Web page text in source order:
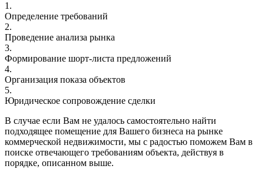
1.
Определение требований
2.
Проведение анализа рынка
3.
Формирование шорт-листа предложений
4.
Организация показа объектов
5.
Юридическое сопровождение сделки
В случае если Вам не удалось самостоятельно найти
подходящее помещение для Вашего бизнеса на рынке
коммерческой недвижимости, мы с радостью поможем Вам в
поиске отвечающего требованиям объекта, действуя в
порядке, описанном выше.